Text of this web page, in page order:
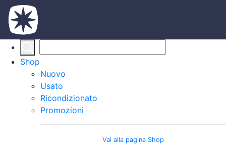
Shop
Nuovo
Usato
Ricondizionato
Promozioni
Vai alla pagina Shop